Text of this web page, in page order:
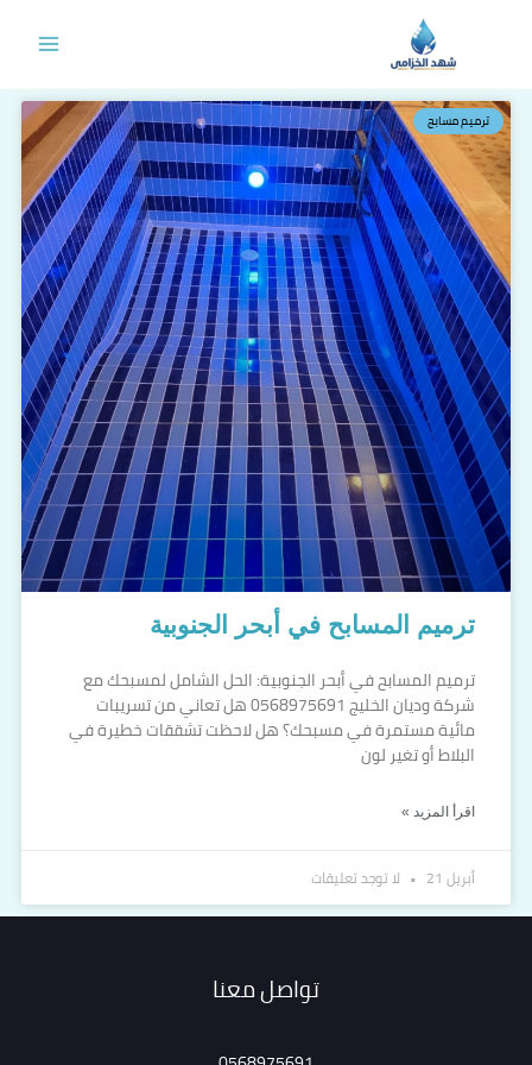
ترميم مسابح
ترميم المسابح في أبحر الجنوبية
ترميم المسابح في أبحر الجنوبية: الحل الشامل لمسبحك مع
شركة وديان الخليج 0568975691 هل تعاني من تسريبات
مائية مستمرة في مسبحك؟ هل لاحظت تشققات خطيرة في
البلاط أو تغير لون
اقرأ المزيد »
أبريل 21 لا توجد تعليقات
تواصل معنا